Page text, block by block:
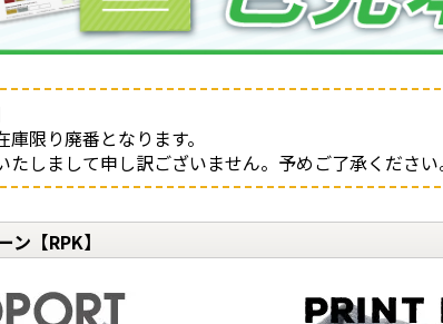
限り廃番となります。
たしまして申し訳ございません。予めご了承くださ
ン【RPK】